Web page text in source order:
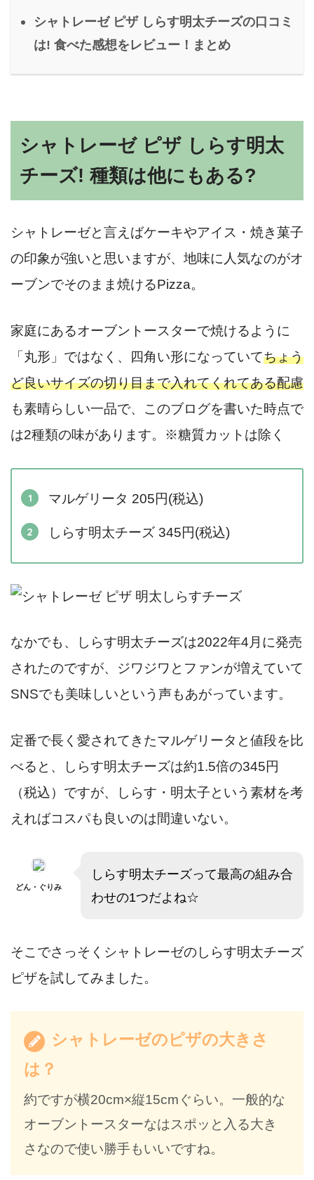
シャトレーゼ ピザ しらす明太チーズの口コミ
は! 食べた感想をレビュー！まとめ
シャトレーゼ ピザ しらす明太
チーズ! 種類は他にもある?
シャトレーゼと言えばケーキやアイス・焼き菓子
の印象が強いと思いますが、地味に人気なのがオ
ーブンでそのまま焼けるPizza。
家庭にあるオーブントースターで焼けるように
「丸形」ではなく、四角い形になっていてちょう
ど良いサイズの切り目まで入れてくれてある配慮
も素晴らしい一品で、このブログを書いた時点で
は2種類の味があります。※糖質カットは除く
マルゲリータ 205円(税込)
しらす明太チーズ 345円(税込)
なかでも、しらす明太チーズは2022年4月に発売
されたのですが、ジワジワとファンが増えていて
SNSでも美味しいという声もあがっています。
定番で長く愛されてきたマルゲリータと値段を比
べると、しらす明太チーズは約1.5倍の345円
（税込）ですが、しらす・明太子という素材を考
えればコスパも良いのは間違いない。
どん・ぐりみ
しらす明太チーズって最高の組み合
わせの1つだよね☆
そこでさっそくシャトレーゼのしらす明太チーズ
ピザを試してみました。
シャトレーゼのピザの大きさ
は？
約ですが横20cm×縦15cmぐらい。一般的な
オーブントースターなはスポッと入る大き
さなので使い勝手もいいですね。